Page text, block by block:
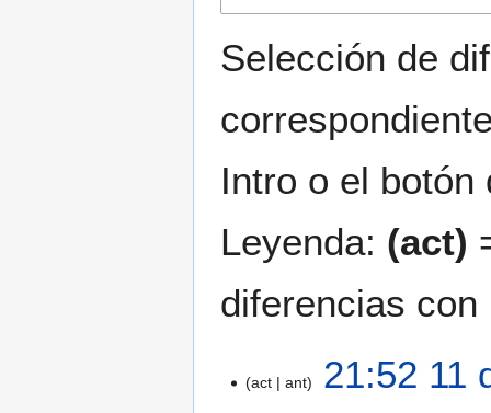
navegación
búsqueda
Selección de
Intro o el botón
Leyenda: (act)
diferencias
act ant
21:52 11